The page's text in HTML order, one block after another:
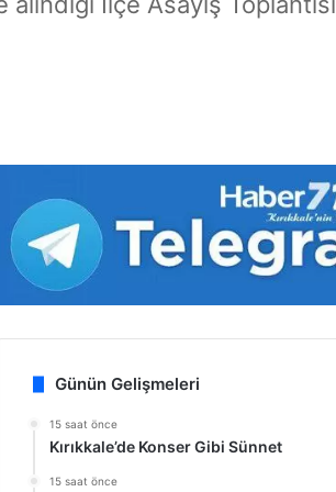
Günün Gelişmeleri
15 saat önce
Kırıkkale’de Konser Gibi Sünnet
15 saat önce